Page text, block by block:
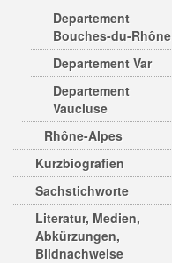
Departement
Bouches-du-Rhône
Departement Var
Departement
Vaucluse
Rhône-Alpes
Kurzbiografien
Sachstichworte
Literatur, Medien,
Abkürzungen,
Bildnachweise